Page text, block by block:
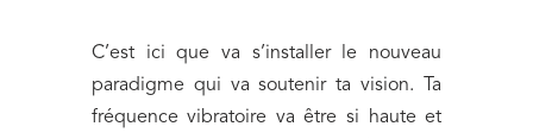
C’est ici que va s’installer le nouveau
paradigme qui va soutenir ta vision. Ta
fréquence vibratoire va être si haute et